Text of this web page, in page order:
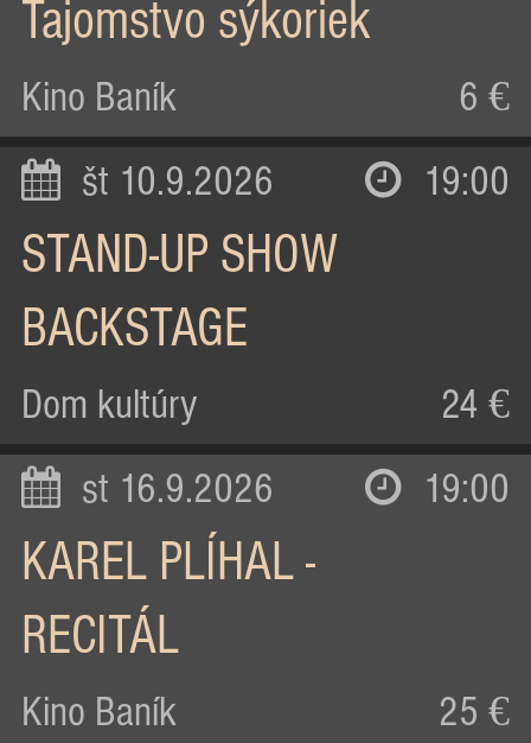
Tajomstvo sýkoriek
Kino Baník 6 €
št 10.9.2026 19:00
STAND-UP SHOW
BACKSTAGE
Dom kultúry 24 €
st 16.9.2026 19:00
KAREL PLÍHAL -
RECITÁL
Kino Baník 25 €